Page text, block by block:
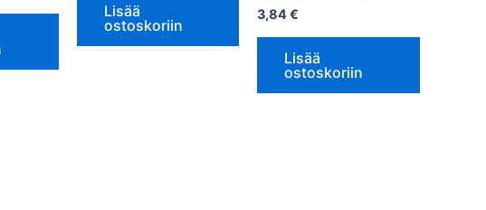
Lisää
ostoskoriin
3,84€
Lisää
ostoskoriin